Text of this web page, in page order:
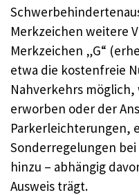
Merkzeichen weitere
Merkzeichen „G“
etwa die kostenfreie
Nahverkehrs
erworben oder der
Parkerleichterungen,
Sonderregelungen
hinzu – abhängig
Ausweis trägt.